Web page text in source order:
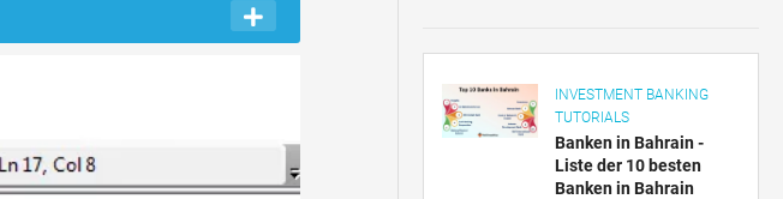
Risikomanagement-
INVESTMENT BANKING
TUTORIALS
Banken in Bahrain -
Liste der 10 besten
Banken in Bahrain